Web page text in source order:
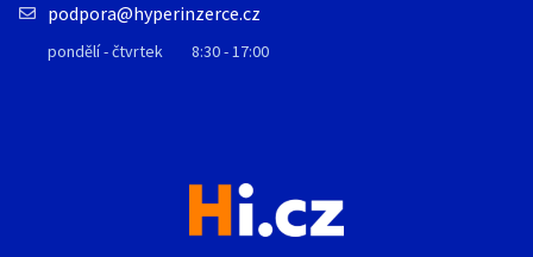
podpora@hyperinzerce.cz
pondělí - čtvrtek 8:30 - 17:00